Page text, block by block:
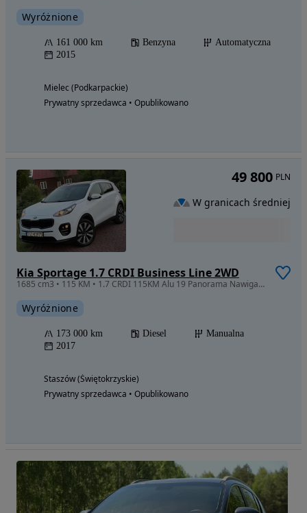
Wyróżnione
161 000 km Benzyna
Automatyczna
2015
Mielec (Podkarpackie)
Prywatny sprzedawca • Opublikowano
Kia Sportage 1.7 CRDI Business Line 2WD
1685 cm3 • 115 KM • 1.7 CRDI 115KM Alu 19 Panorama Nawigacja Kamera Cofania Sprowadzony
Wyróżnione
173 000 km Diesel
Manualna
2017
Staszów (Świętokrzyskie)
Prywatny sprzedawca • Opublikowano
49 800 PLN
W granicach średniej